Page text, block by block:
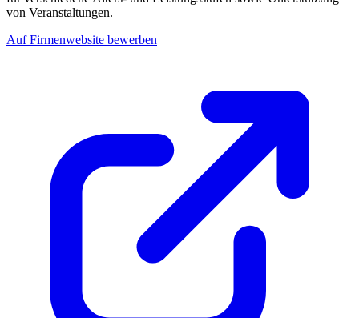
von Veranstaltungen.
Auf Firmenwebsite bewerben